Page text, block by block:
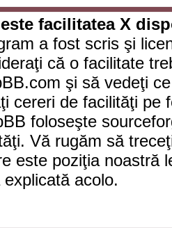
facilitatea X
a fost scris şi
că o facilitate
şi să vedeţi
cereri de facilităţi pe
foloseşte
Vă rugăm să
este poziţia noastră
acolo.